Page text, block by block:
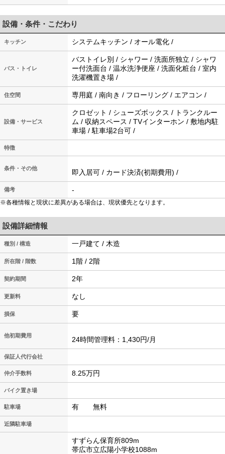
設備・条件・こだわり
キッチン システムキッチン / オール電化 /
バス・トイレ
バストイレ別 / シャワー / 洗面所独立 / シャワ
ー付洗面台 / 温水洗浄便座 / 洗面化粧台 / 室内
洗濯機置き場 /
住空間 専用庭 / 南向き / フローリング / エアコン /
設備・サービス
クロゼット / シューズボックス / トランクルー
ム / 収納スペース / TVインターホン / 敷地内駐
車場 / 駐車場2台可 /
特徴
条件・その他 即入居可 / カード決済(初期費用) /
備考 -
※各種情報と現状に差異がある場合は、現状優先となります。
設備詳細情報
種別 / 構造 一戸建て / 木造
所在階 / 階数 1階 / 2階
契約期間 2年
更新料 なし
損保 要
他初期費用 24時間管理料：1,430円/月
保証人代行会社
仲介手数料 8.25万円
バイク置き場
駐車場 有 無料
近隣駐車場
すずらん保育所809m
帯広市立広陽小学校1088m